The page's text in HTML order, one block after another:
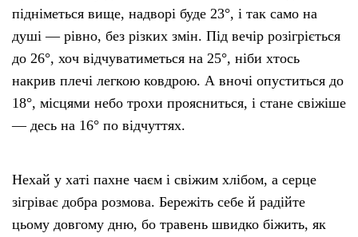
підніметься вище, надворі буде 23°, і так само на
душі — рівно, без різких змін. Під вечір розігріється
до 26°, хоч відчуватиметься на 25°, ніби хтось
накрив плечі легкою ковдрою. А вночі опуститься до
18°, місцями небо трохи проясниться, і стане свіжіше
— десь на 16° по відчуттях.
Нехай у хаті пахне чаєм і свіжим хлібом, а серце
зігріває добра розмова. Бережіть себе й радійте
цьому довгому дню, бо травень швидко біжить, як